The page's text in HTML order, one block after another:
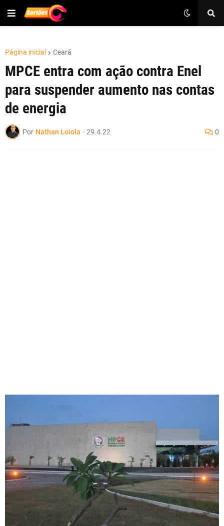
Página inicial Ceará
MPCE entra com ação contra Enel
para suspender aumento nas contas
de energia
Por Nathan Loiola - 29.4.22 0